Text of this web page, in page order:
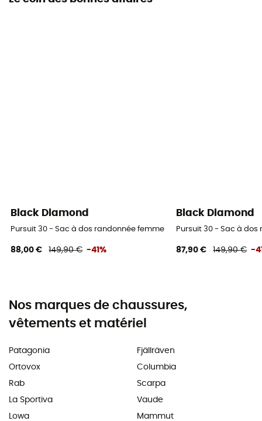
Black Diamond
Pursuit 30 - Sac à dos randonnée femme
88,00 € 149,90 € -41%
Black Diamond
Pursuit 30 - Sac à
87,90 € 149,90 € -
Nos marques de chaussures,
vêtements et matériel
Patagonia
Ortovox
Rab
La Sportiva
Lowa
Fjällräven
Columbia
Scarpa
Vaude
Mammut